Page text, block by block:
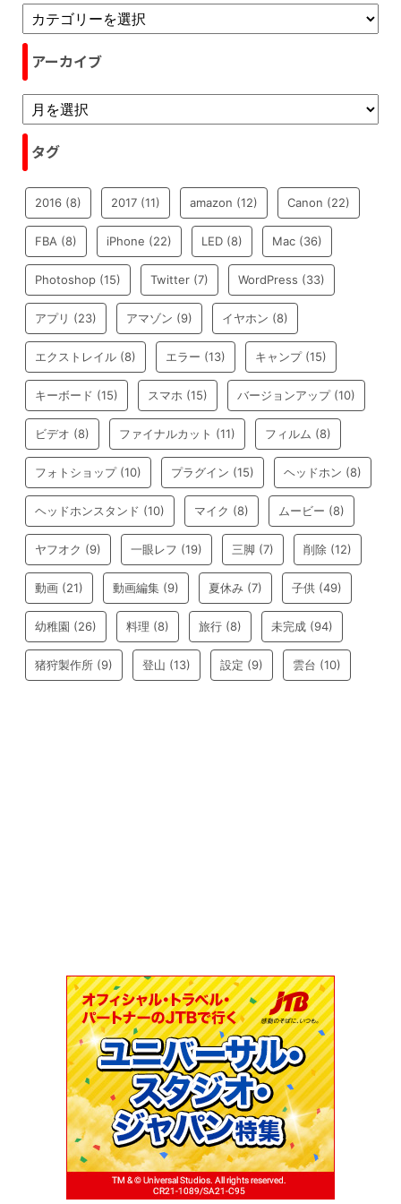
アーカイブ
タグ
2016 (8) 2017 (11) amazon (12) Canon (22)
FBA (8) iPhone (22) LED (8) Mac (36)
Photoshop (15) Twitter (7) WordPress (33)
アプリ (23) アマゾン (9) イヤホン (8)
エクストレイル (8) エラー (13) キャンプ(15)
キーボード (15) スマホ (15) バージョンアップ(10)
ビデオ (8) ファイナルカット (11) フィルム (8)
フォトショップ(10) プラグイン (15) ヘッドホン (8)
ヘッドホンスタンド (10) マイク (8) ムービー (8)
ヤフオク (9) 一眼レフ (19) 三脚 (7) 削除 (12)
動画 (21) 動画編集 (9) 夏休み (7) 子供 (49)
幼稚園 (26) 料理 (8) 旅行 (8) 未完成 (94)
猪狩製作所 (9) 登山 (13) 設定 (9) 雲台 (10)